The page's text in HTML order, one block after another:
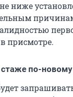
ниже
присмотре.
по-новому